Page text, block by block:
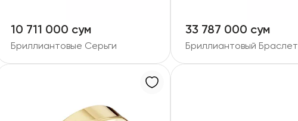
10 711 000 сум
Бриллиантовые Серьги
33 787 000 сум
Бриллиантовый Браслет